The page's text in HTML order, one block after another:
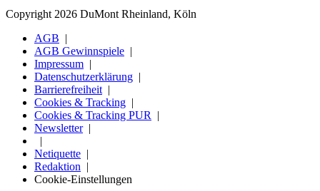
Copyright 2026 DuMont Rheinland, Köln
AGB
AGB Gewinnspiele
Impressum
Datenschutzerklärung
Barrierefreiheit
Cookies & Tracking
Cookies & Tracking PUR
Newsletter
Netiquette
Redaktion
Cookie-Einstellungen